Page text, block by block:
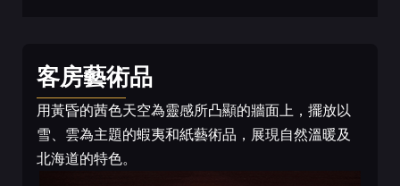
客房藝術品
用黃昏的茜色天空為靈感所凸顯的牆面上，擺放以
雪、雲為主題的蝦夷和紙藝術品，展現自然溫暖及
北海道的特色。